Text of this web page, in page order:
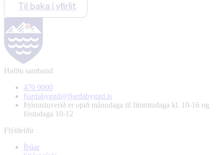
Til baka í yfirlit
Hafðu samband
470 9000
fjardabyggd@fjardabyggd.is
Þjónustuverið er opið mánudaga til fimmtudaga kl. 10-16 og
föstudaga 10-12
Flýtileiðir
Íbúar